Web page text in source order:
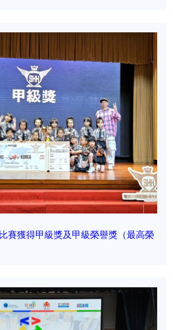
賽獲得甲級獎及甲級榮譽獎（最高榮